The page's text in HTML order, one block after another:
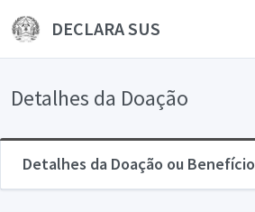
DECLARA SUS
Detalhes da Doação
Detalhes da Doação ou Benefício